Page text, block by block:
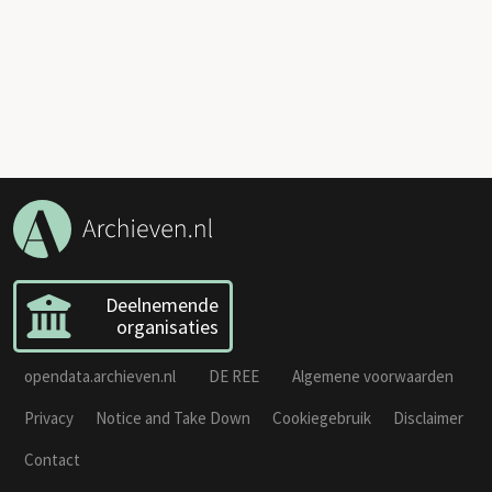
Deelnemende
organisaties
opendata.archieven.nl DE REE
Algemene voorwaarden
Privacy
Notice and Take Down Cookiegebruik
Disclaimer
Contact